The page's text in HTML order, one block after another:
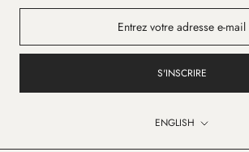
S'INSCRIRE
Language
ENGLISH